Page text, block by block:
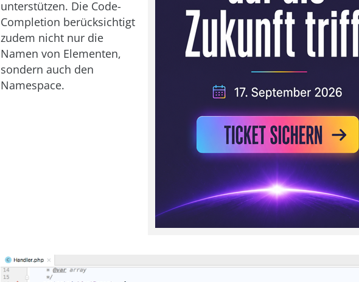
unterstützen. Die Code-
Completion berücksichtigt
zudem nicht nur die
Namen von Elementen,
sondern auch den
Namespace.